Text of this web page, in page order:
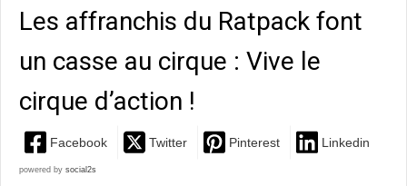
Les affranchis du Ratpack font
un casse au cirque : Vive le
cirque d’action !
Facebook Twitter Pinterest Linkedin
powered by social2s